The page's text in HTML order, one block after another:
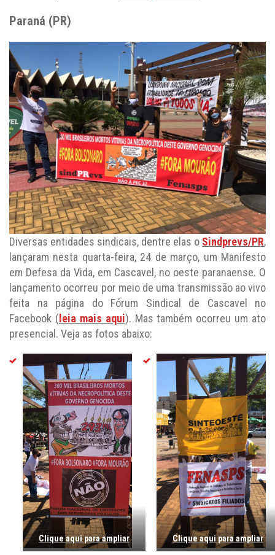
Paraná (PR)
Diversas entidades sindicais, dentre elas o Sindprevs/PR,
lançaram nesta quarta-feira, 24 de março, um Manifesto
em Defesa da Vida, em Cascavel, no oeste paranaense. O
lançamento ocorreu por meio de uma transmissão ao vivo
feita na página do Fórum Sindical de Cascavel no
Facebook ( leia mais aqui). Mas também ocorreu um ato
presencial. Veja as fotos abaixo:
Clique aqui para ampliar Clique aqui para ampliar